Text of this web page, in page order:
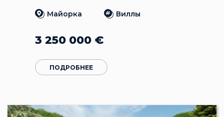
Майорка Виллы
3 250 000 €
ПОДРОБНЕЕ